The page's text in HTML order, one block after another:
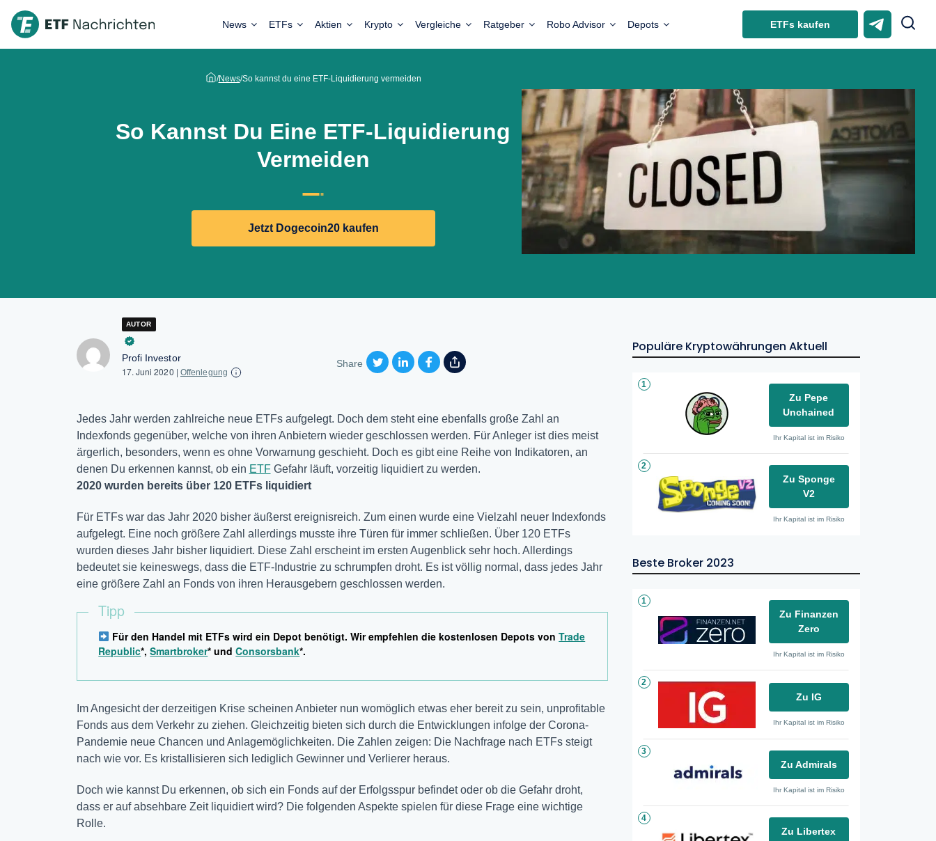
News ETFs Aktien Krypto Vergleiche Ratgeber Robo Advisor Depots ETFs kaufen
/News/So kannst du eine ETF-Liquidierung vermeiden
So Kannst Du Eine ETF-Liquidierung
Vermeiden
Jetzt Dogecoin20 kaufen
AUTOR
Profi Investor
17. Juni 2020 | Offenlegung
Share
Jedes Jahr werden zahlreiche neue ETFs aufgelegt. Doch dem steht eine ebenfalls große Zahl an
Indexfonds gegenüber, welche von ihren Anbietern wieder geschlossen werden. Für Anleger ist dies meist
ärgerlich, besonders, wenn es ohne Vorwarnung geschieht. Doch es gibt eine Reihe von Indikatoren, an
denen Du erkennen kannst, ob ein ETFGefahr läuft, vorzeitig liquidiert zu werden.
2020 wurden bereits über 120 ETFs liquidiert
Für ETFs war das Jahr 2020 bisher äußerst ereignisreich. Zum einen wurde eine Vielzahl neuer Indexfonds
aufgelegt. Eine noch größere Zahl allerdings musste ihre Türen für immer schließen. Über 120 ETFs
wurden dieses Jahr bisher liquidiert. Diese Zahl erscheint im ersten Augenblick sehr hoch. Allerdings
bedeutet sie keineswegs, dass die ETF-Industrie zu schrumpfen droht. Es ist völlig normal, dass jedes Jahr
eine größere Zahl an Fonds von ihren Herausgebern geschlossen werden.
Tipp
Für den Handel mit ETFs wird ein Depot benötigt. Wir empfehlen die kostenlosen Depots vonTrade
Republic*,Smartbroker* undConsorsbank*.
Im Angesicht der derzeitigen Krise scheinen Anbieter nun womöglich etwas eher bereit zu sein, unprofitable
Fonds aus dem Verkehr zu ziehen. Gleichzeitig bieten sich durch die Entwicklungen infolge der Corona-
Pandemie neue Chancen und Anlagemöglichkeiten. Die Zahlen zeigen: Die Nachfrage nach ETFs steigt
nach wie vor. Es kristallisieren sich lediglich Gewinner und Verlierer heraus.
Doch wie kannst Du erkennen, ob sich ein Fonds auf der Erfolgsspur befindet oder ob die Gefahr droht,
dass er auf absehbare Zeit liquidiert wird? Die folgenden Aspekte spielen für diese Frage eine wichtige
Rolle.
Populäre Kryptowährungen Aktuell
1
Zu Pepe
Unchained
Ihr Kapital ist im Risiko
2
Zu Sponge
V2
Ihr Kapital ist im Risiko
Beste Broker 2023
1
Zu Finanzen
Zero
Ihr Kapital ist im Risiko
2
Zu IG
Ihr Kapital ist im Risiko
3
Zu Admirals
Ihr Kapital ist im Risiko
4
Zu Libertex